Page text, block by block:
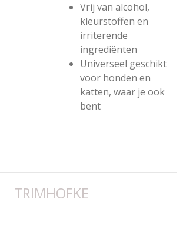
Vrij van alcohol,
kleurstoffen en
irriterende
ingrediënten
Universeel geschikt
voor honden en
katten, waar je ook
bent
TRIMHOFKE